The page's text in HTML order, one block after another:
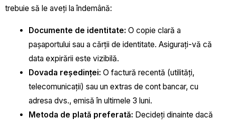
trebuie să le aveți la îndemână:
Documente de identitate: O copie clară a
pașaportului sau a cărții de identitate. Asigurați-vă că
data expirării este vizibilă.
Dovada reședinței: O factură recentă (utilități,
telecomunicații) sau un extras de cont bancar, cu
adresa dvs., emisă în ultimele 3 luni.
Metoda de plată preferată: Decideți dinainte dacă